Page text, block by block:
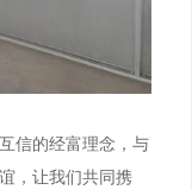
信的经富理念，与
，让我们共同携